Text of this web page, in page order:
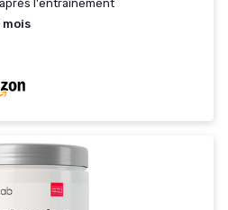
après l'entraînement
mois